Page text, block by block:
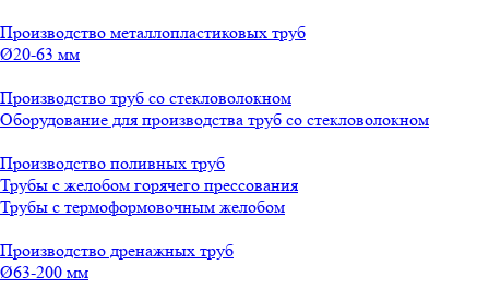
Производство металлопластиковых труб
Ø20-63 мм
Производство труб со стекловолокном
Оборудование для производства труб со стекловолокном
Производство поливных труб
Трубы с желобом горячего прессования
Трубы с термоформовочным желобом
Производство дренажных труб
Ø63-200 мм